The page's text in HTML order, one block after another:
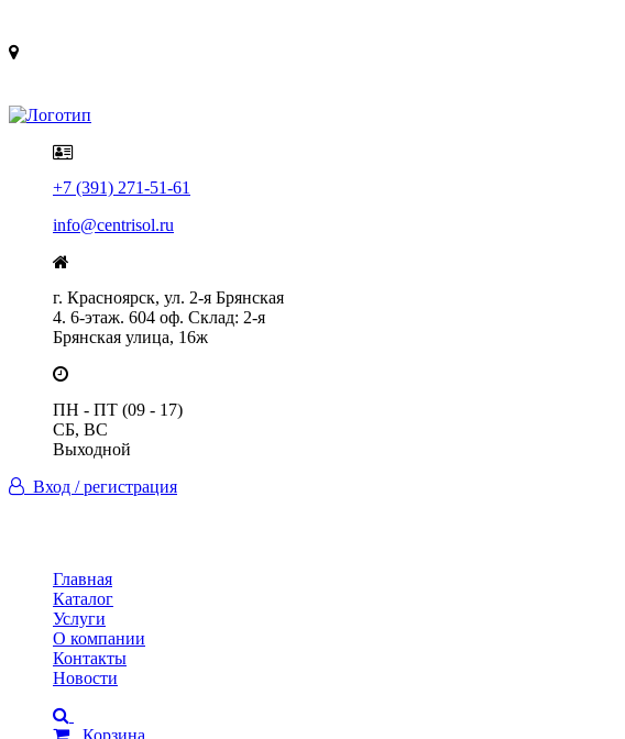
+7 (391) 271-51-61
info@centrisol.ru
г. Красноярск, ул. 2-я Брянская
4. 6-этаж. 604 оф. Склад: 2-я
Брянская улица, 16ж
ПН - ПТ (09 - 17)
СБ, ВС
Выходной
Вход / регистрация
Главная
Каталог
Услуги
О компании
Контакты
Новости
Корзина